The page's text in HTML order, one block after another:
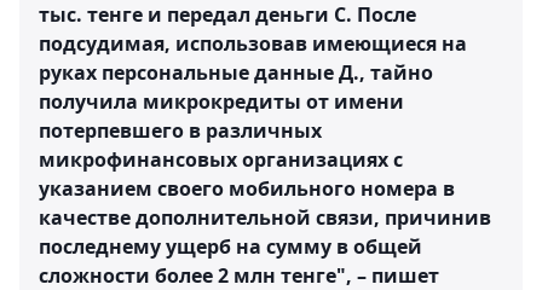
тыс. тенге и передал деньги С. После
подсудимая, использовав имеющиеся на
руках персональные данные Д., тайно
получила микрокредиты от имени
потерпевшего в различных
микрофинансовых организациях с
указанием своего мобильного номера в
качестве дополнительной связи, причинив
последнему ущерб на сумму в общей
сложности более 2 млн тенге", – пишет